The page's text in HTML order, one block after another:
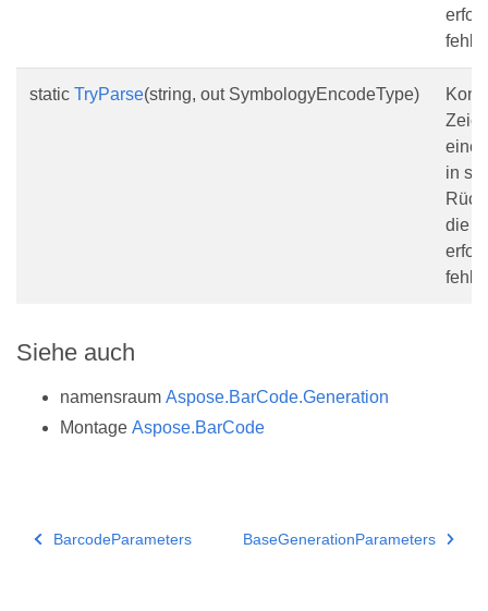
static TryParse(string, out SymbologyEncodeType)
in
die
Siehe auch
namensraum Aspose.BarCode.Generation
Montage Aspose.BarCode
BarcodeParameters BaseGenerationParameters